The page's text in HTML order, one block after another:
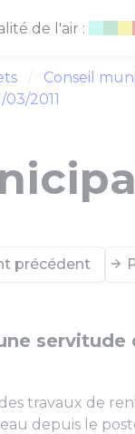
de l'air :
Conseil
2011
précédent
travaux de
depuis le